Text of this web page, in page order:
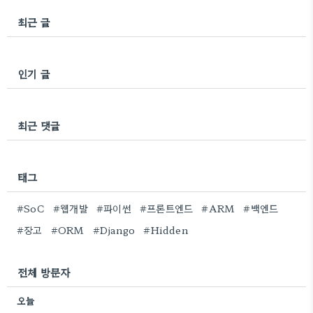
최근 글
인기 글
최근 댓글
태그
#SoC #웹개발 #파이썬 #프론트엔드 #ARM
#백엔드
#장고
#ORM #Django #Hidden
전체 방문자
오늘